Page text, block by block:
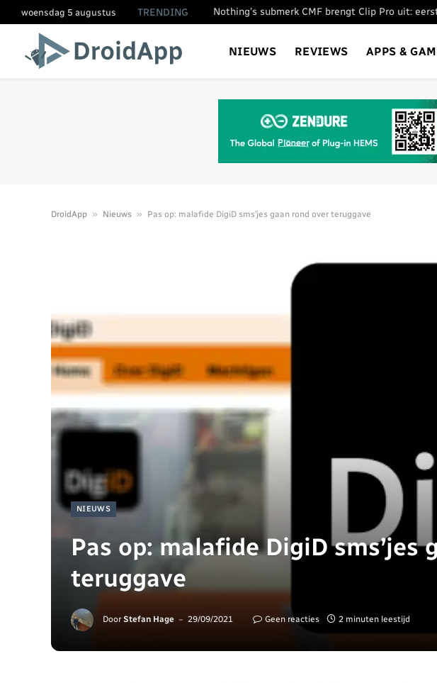
woensdag 5 augustus TRENDING
NIEUWS REVIEWS APPS &
DroidApp » Nieuws » Pas op: malafide DigiD sms’jes gaan rond over teruggave
NIEUWS
Pas op: malafide DigiD sms’jes
teruggave
Door Stefan Hage 29/09/2021 Geen reacties 2 minuten leestijd